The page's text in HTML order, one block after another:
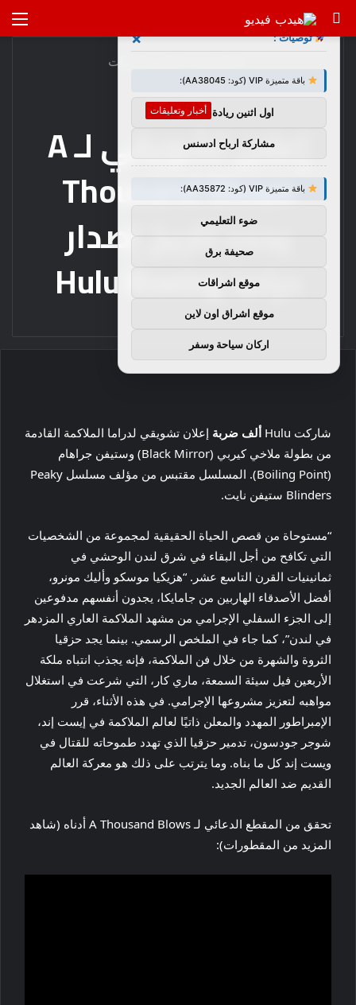
بحث
عن
أخبار وتعليقات
أخبار وتعليقات
إعلان تشويقي لـ A
Thousand Blows
يحدد تاريخ إصدار
دراما Hulu Boxing
شاركت Hulu ألف ضربة إعلان تشويقي لدراما الملاكمة القادمة
من بطولة ملاخي كيربي (Black Mirror) وستيفن جراهام
(Boiling Point). المسلسل مقتبس من مؤلف مسلسل Peaky
Blinders ستيفن نايت.
“مستوحاة من قصص الحياة الحقيقية لمجموعة من الشخصيات
التي تكافح من أجل البقاء في شرق لندن الوحشي في
ثمانينيات القرن التاسع عشر. “هزيكيا موسكو وأليك مونرو،
أفضل الأصدقاء الهاربين من جامايكا، يجدون أنفسهم مدفوعين
إلى الجزء السفلي الإجرامي من مشهد الملاكمة العاري المزدهر
في لندن”، كما جاء في الملخص الرسمي. بينما يجد حزقيا
الثروة والشهرة من خلال فن الملاكمة، فإنه يجذب انتباه ملكة
الأربعين فيل سيئة السمعة، ماري كار، التي شرعت في استغلال
مواهبه لتعزيز مشروعها الإجرامي. في هذه الأثناء، قرر
الإمبراطور المهدد والمعلن ذاتيًا لعالم الملاكمة في إيست إند،
شوجر جودسون، تدمير حزقيا الذي تهدد طموحاته للقتال في
ويست إند كل ما بناه. وما يترتب على ذلك هو معركة العالم
القديم ضد العالم الجديد.
تحقق من المقطع الدعائي لـ A Thousand Blows أدناه (شاهد
المزيد من المقطورات):
توصيات : ×
باقة متميزة VIP (كود: AA38045):
اول اثنين ريادة اعمال
مشاركة ارباح ادسنس
باقة متميزة VIP (كود: AA35872):
ضوء التعليمي
صحيفة برق
موقع اشراقات
موقع اشراق اون لاين
اركان سياحة وسفر